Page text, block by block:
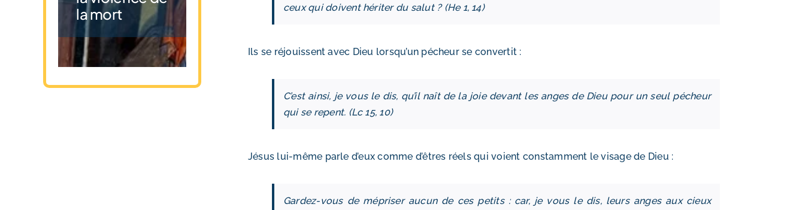
la mort
ceux qui doivent hériter du salut ? (He 1, 14)
Ils se réjouissent avec Dieu lorsqu’un pécheur se convertit :
C’est ainsi, je vous le dis, qu’il naît de la joie devant les anges de Dieu pour un seul pécheur
qui se repent. (Lc 15, 10)
Jésus lui-même parle d’eux comme d’êtres réels qui voient constamment le visage de Dieu :
Gardez-vous de mépriser aucun de ces petits : car, je vous le dis, leurs anges aux cieux